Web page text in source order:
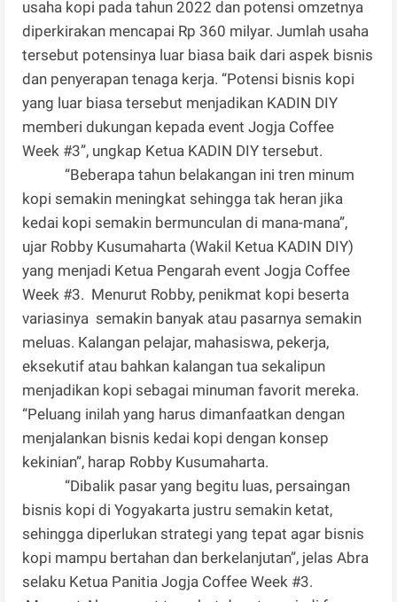
usaha kopi pada tahun 2022 dan potensi omzetnya
diperkirakan mencapai Rp 360 milyar. Jumlah usaha
tersebut potensinya luar biasa baik dari aspek bisnis
dan penyerapan tenaga kerja. “Potensi bisnis kopi
yang luar biasa tersebut menjadikan KADIN DIY
memberi dukungan kepada event Jogja Coffee
Week #3”, ungkap Ketua KADIN DIY tersebut.
“Beberapa tahun belakangan ini tren minum
kopi semakin meningkat sehingga tak heran jika
kedai kopi semakin bermunculan di mana-mana”,
ujar Robby Kusumaharta (Wakil Ketua KADIN DIY)
yang menjadi Ketua Pengarah event Jogja Coffee
Week #3. Menurut Robby, penikmat kopi beserta
variasinya semakin banyak atau pasarnya semakin
meluas. Kalangan pelajar, mahasiswa, pekerja,
eksekutif atau bahkan kalangan tua sekalipun
menjadikan kopi sebagai minuman favorit mereka.
“Peluang inilah yang harus dimanfaatkan dengan
menjalankan bisnis kedai kopi dengan konsep
kekinian”, harap Robby Kusumaharta.
“Dibalik pasar yang begitu luas, persaingan
bisnis kopi di Yogyakarta justru semakin ketat,
sehingga diperlukan strategi yang tepat agar bisnis
kopi mampu bertahan dan berkelanjutan”, jelas Abra
selaku Ketua Panitia Jogja Coffee Week #3.